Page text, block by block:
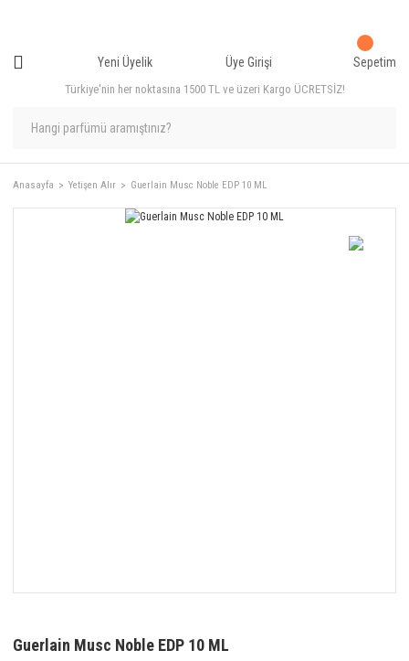
Türkiye'nin her noktasına 1500 TL ve üzeri Kargo ÜCRETSİZ!
Yeni Üyelik Üye Girişi Sepetim
Anasayfa Yetişen Alır Guerlain Musc Noble EDP 10 ML
Guerlain Musc Noble EDP 10 ML